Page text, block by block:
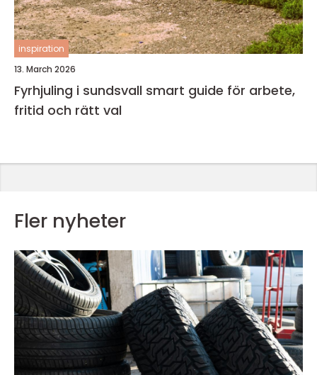
inspiration
13. March 2026
Fyrhjuling i sundsvall smart guide för arbete,
fritid och rätt val
Fler nyheter